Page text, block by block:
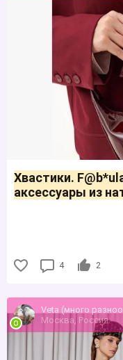
Хвастики.
аксессуары из
4 2
Veta (много
Москва, Россия